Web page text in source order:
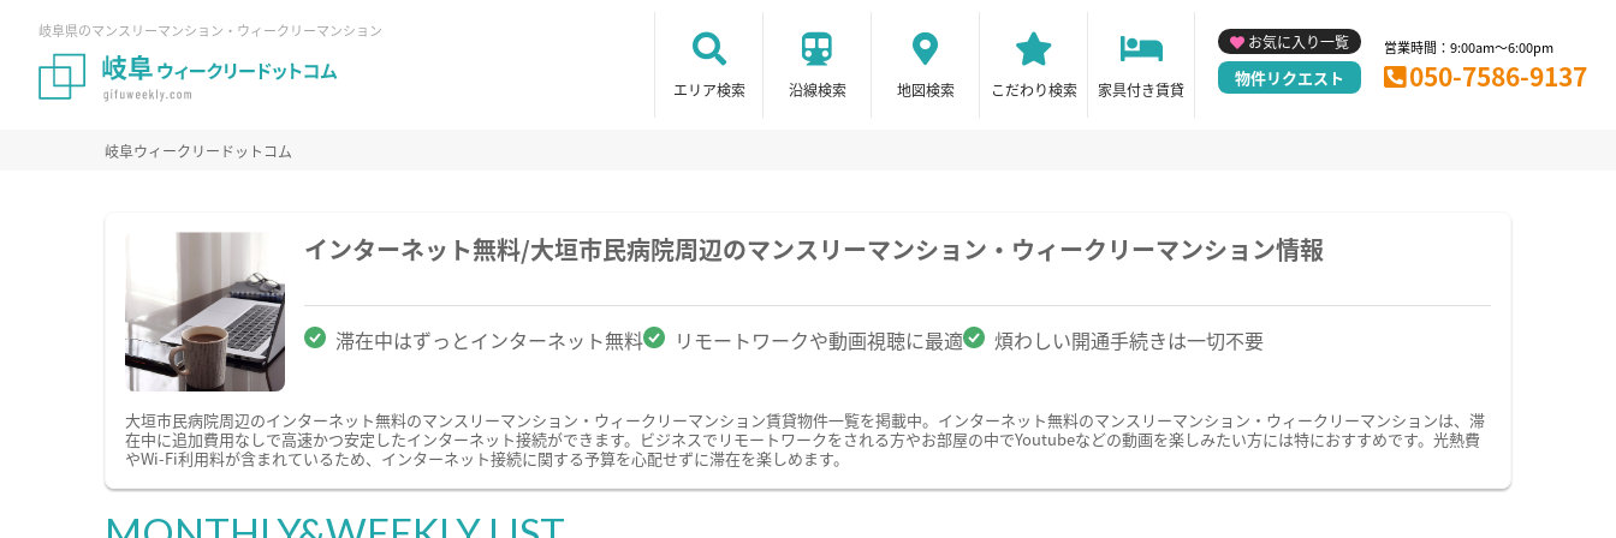
岐阜県のマンスリーマンション・ウィークリーマンション
エリア検索 沿線検索 地図検索 こだわり検索 家具付き賃貸
お気に入り一覧
物件リクエスト
営業時間：9:00am～6:00pm
050-7586-9137
岐阜ウィークリードットコム
インターネット無料/大垣市民病院周辺のマンスリーマンション・ウィークリーマンション情報
滞在中はずっとインターネット無料 リモートワークや動画視聴に最適 煩わしい開通手続きは一切不要
大垣市民病院周辺のインターネット無料のマンスリーマンション・ウィークリーマンション賃貸物件一覧を掲載中。インターネット無料のマンスリーマンション・ウィークリーマンションは、滞
在中に追加費用なしで高速かつ安定したインターネット接続ができます。ビジネスでリモートワークをされる方やお部屋の中でYoutubeなどの動画を楽しみたい方には特におすすめです。光熱費
やWi-Fi利用料が含まれているため、インターネット接続に関する予算を心配せずに滞在を楽しめます。